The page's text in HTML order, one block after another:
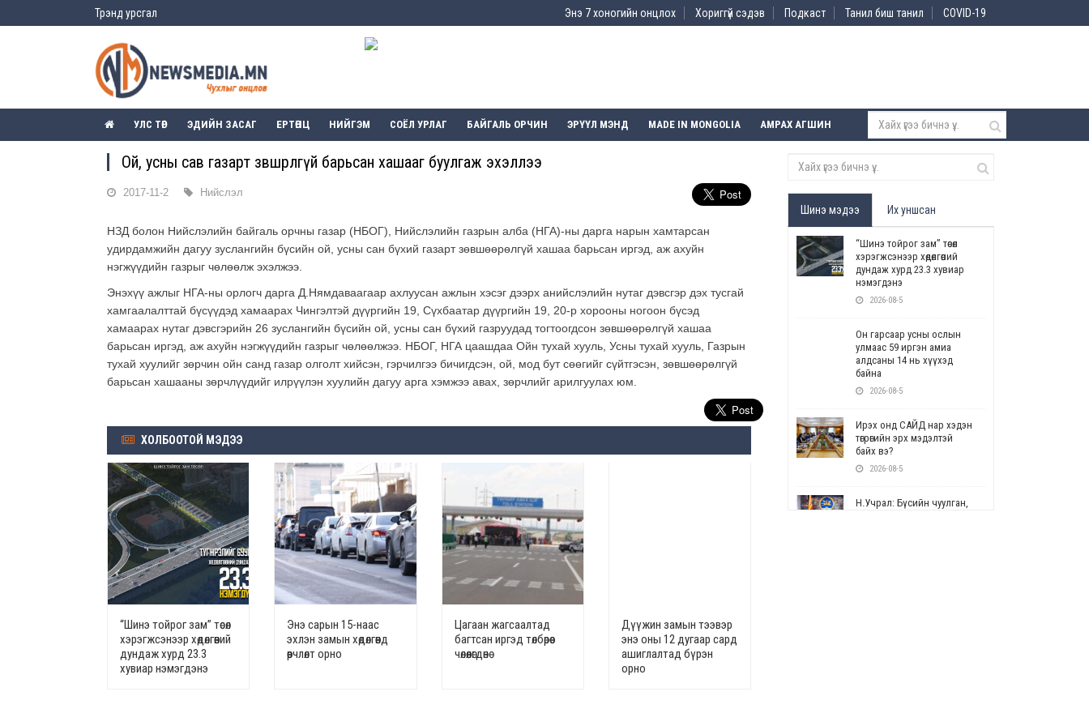
Трэнд урсгал Энэ 7 хоногийн онцлох Хориггүй сэдэв Подкаст Танил биш танил COVID-19
УЛС ТӨР ЭДИЙН ЗАСАГ ЕРТӨНЦ НИЙГЭМ СОЁЛ УРЛАГ БАЙГАЛЬ ОРЧИН ЭРҮҮЛ МЭНД MADE IN MONGOLIA АМРАХ АГШИН
Ой, усны сав газарт зөвшөөрөлгүй барьсан хашааг буулгаж эхэллээ
2017-11-2 Нийслэл
НЗД болон Нийслэлийн байгаль орчны газар (НБОГ), Нийслэлийн газрын алба (НГА)-ны дарга нарын хамтарсан
удирдамжийн дагуу зуслангийн бүсийн ой, усны сан бүхий газарт зөвшөөрөлгүй хашаа барьсан иргэд, аж ахуйн
нэгжүүдийн газрыг чөлөөлж эхэлжээ.
Энэхүү ажлыг НГА-ны орлогч дарга Д.Нямдаваагаар ахлуусан ажлын хэсэг дээрх анийслэлийн нутаг дэвсгэр дэх тусгай
хамгаалалттай бүсүүдэд хамаарах Чингэлтэй дүүргийн 19, Сүхбаатар дүүргийн 19, 20-р хорооны ногоон бүсэд
хамаарах нутаг дэвсгэрийн 26 зуслангийн бүсийн ой, усны сан бүхий газруудад тогтоогдсон зөвшөөрөлгүй хашаа
барьсан иргэд, аж ахуйн нэгжүүдийн газрыг чөлөөлжээ. НБОГ, НГА цаашдаа Ойн тухай хууль, Усны тухай хууль, Газрын
тухай хуулийг зөрчин ойн санд газар олголт хийсэн, гэрчилгээ бичигдсэн, ой, мод бут сөөгийг сүйтгэсэн, зөвшөөрөлгүй
барьсан хашааны зөрчлүүдийг илрүүлэн хуулийн дагуу арга хэмжээ авах, зөрчлийг арилгуулах юм.
ХОЛБООТОЙ МЭДЭЭ
“Шинэ тойрог зам” төсөл
хэрэгжсэнээр хөдөлгөөний
дундаж хурд 23.3
хувиар нэмэгдэнэ
Энэ сарын 15-наас
эхлэн замын хөдөлгөөнд
өөрчлөлт орно
Цагаан жагсаалтад
багтсан иргэд төлбөрөөс
чөлөөлөгдөнө
Дүүжин замын тээвэр
энэ оны 12 дугаар сард
ашиглалтад бүрэн
орно
Шинэ мэдээ Их уншсан
“Шинэ тойрог зам” төсөл
хэрэгжсэнээр хөдөлгөөний
дундаж хурд 23.3 хувиар
нэмэгдэнэ
2026-08-5
Он гарсаар усны ослын
улмаас 59 иргэн амиа
алдсаны 14 нь хүүхэд
байна
2026-08-5
Ирэх онд САЙД нар хэдэн
төгрөгийн эрх мэдэлтэй
байх вэ?
2026-08-5
Н.Учрал: Бүсийн чуулган,